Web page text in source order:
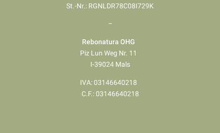
St.-Nr.: RGNLDR78C08I729K
–
Rebonatura OHG
Piz Lun Weg Nr. 11
I-39024 Mals
IVA: 03146640218
​​​​​​​C.F.: 03146640218